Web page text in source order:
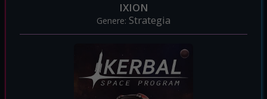
IXION
Genere: Strategia